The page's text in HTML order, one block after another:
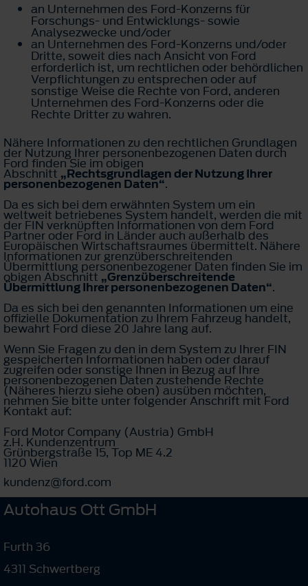
an Unternehmen des Ford-Konzerns für
Forschungs- und Entwicklungs- sowie
Analysezwecke und/oder
an Unternehmen des Ford-Konzerns und/oder
Dritte, soweit dies nach Ansicht von Ford
erforderlich ist, um rechtlichen oder behördlichen
Verpflichtungen zu entsprechen oder auf
sonstige Weise die Rechte von Ford, anderen
Unternehmen des Ford-Konzerns oder die
Rechte Dritter zu wahren.
Nähere Informationen zu den rechtlichen Grundlagen
der Nutzung Ihrer personenbezogenen Daten durch
Ford finden Sie im obigen
Abschnitt „Rechtsgrundlagen der Nutzung Ihrer
personenbezogenen Daten“.
Da es sich bei dem erwähnten System um ein
weltweit betriebenes System handelt, werden die mit
der FIN verknüpften Informationen von dem Ford
Partner oder Ford in Länder auch außerhalb des
Europäischen Wirtschaftsraumes übermittelt. Nähere
Informationen zur grenzüberschreitenden
Übermittlung personenbezogener Daten finden Sie im
obigen Abschnitt „Grenzüberschreitende
Übermittlung Ihrer personenbezogenen Daten“.
Da es sich bei den genannten Informationen um eine
offizielle Dokumentation zu Ihrem Fahrzeug handelt,
bewahrt Ford diese 20 Jahre lang auf.
Wenn Sie Fragen zu den in dem System zu Ihrer FIN
gespeicherten Informationen haben oder darauf
zugreifen oder sonstige Ihnen in Bezug auf Ihre
personenbezogenen Daten zustehende Rechte
(Näheres hierzu siehe oben) ausüben möchten,
nehmen Sie bitte unter folgender Anschrift mit Ford
Kontakt auf:
Ford Motor Company (Austria) GmbH
z.H. Kundenzentrum
Grünbergstraße 15, Top ME 4.2
1120 Wien
kundenz@ford.com
Autohaus Ott GmbH
Furth 36
4311 Schwertberg